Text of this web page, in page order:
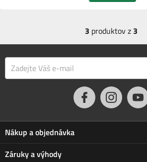
3 produktov z 3
Nákup a objednávka
Obchodné podmienky
Záruky a výhody